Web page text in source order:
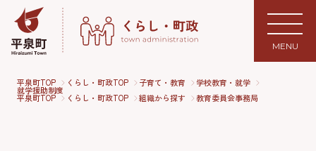
MENU
平泉町TOP くらし・町政TOP 子育て・教育 学校教育・就学
就学援助制度
平泉町TOP くらし・町政TOP 組織から探す 教育委員会事務局